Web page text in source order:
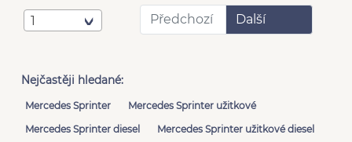
1 Předchozí Další
Nejčastěji hledané:
Mercedes Sprinter
Mercedes Sprinter užitkové
Mercedes Sprinter diesel
Mercedes Sprinter užitkové diesel